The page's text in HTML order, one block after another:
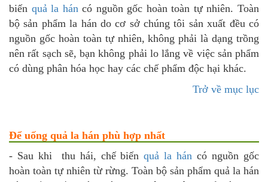
biến quả la hán có nguồn gốc hoàn toàn tự nhiên. Toàn
bộ sản phẩm la hán do cơ sở chúng tôi sản xuất đều có
nguồn gốc hoàn toàn tự nhiên, không phải là dạng trồng
nên rất sạch sẽ, bạn không phải lo lắng về việc sản phẩm
có dùng phân hóa học hay các chế phẩm độc hại khác.
Trở về mục lục
Để uống quả la hán phù hợp nhất
- Sau khi thu hái, chế biếnquả la hán có nguồn gốc
hoàn toàn tự nhiên từ rừng. Toàn bộ sản phẩm quả la hán